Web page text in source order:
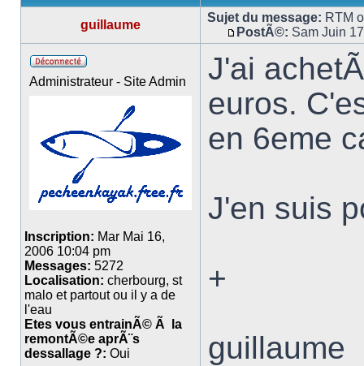
guillaume
Sujet du message: RTM
PostÃ©: Sam Juin
Administrateur - Site Admin
Inscription: Mar Mai 16,
2006 10:04 pm
Messages: 5272
Localisation: cherbourg, st
malo et partout ou il y a de
l'eau
Etes vous entrainÃ© Ã la
remontÃ©e aprÃ¨s
dessallage ?: Oui
J'ai
euros.
en 6eme
J'en suis
+
guillaume